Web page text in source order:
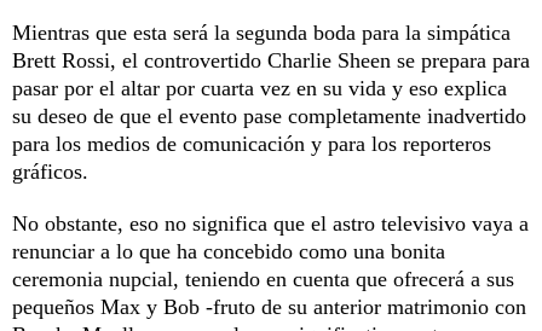
Mientras que esta será la segunda boda para la simpática
Brett Rossi, el controvertido Charlie Sheen se prepara para
pasar por el altar por cuarta vez en su vida y eso explica
su deseo de que el evento pase completamente inadvertido
para los medios de comunicación y para los reporteros
gráficos.
No obstante, eso no significa que el astro televisivo vaya a
renunciar a lo que ha concebido como una bonita
ceremonia nupcial, teniendo en cuenta que ofrecerá a sus
pequeños Max y Bob -fruto de su anterior matrimonio con